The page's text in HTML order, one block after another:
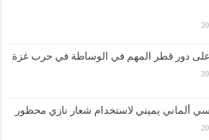
على دور قطر المهم في الوساطة في حرب غزة
ألماني يميني لاستخدام شعار نازي محظور